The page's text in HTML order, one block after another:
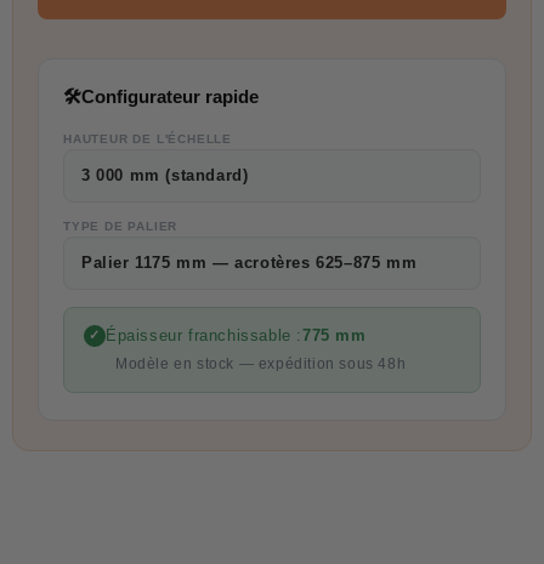
🛠Configurateur rapide
HAUTEUR DE L'ÉCHELLE
3 000 mm (standard)
TYPE DE PALIER
Palier 1175 mm — acrotères 625–875 mm
✓ Épaisseur franchissable :775 mm
Modèle en stock — expédition sous 48h